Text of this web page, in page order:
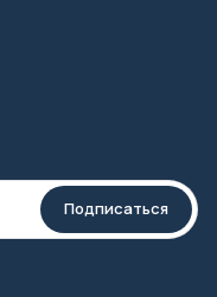
Подписаться